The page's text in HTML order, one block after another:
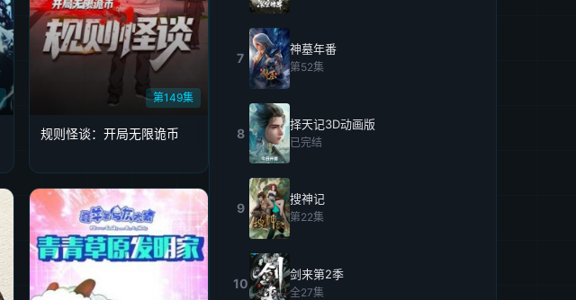
第149集
规则怪谈：开局无限诡币
7
神墓年番
第52集
8
择天记3D动画版
已完结
9
搜神记
第22集
10
剑来第2季
全27集